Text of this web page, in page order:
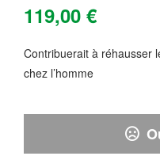
119,00 €
Contribuerait à réhausser
chez l’homme